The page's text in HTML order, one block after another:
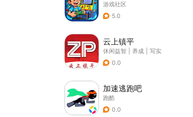
游戏社区
5.0
云上镇平
休闲益智 养成
写实
0.0
加速逃跑吧
跑酷
0.0